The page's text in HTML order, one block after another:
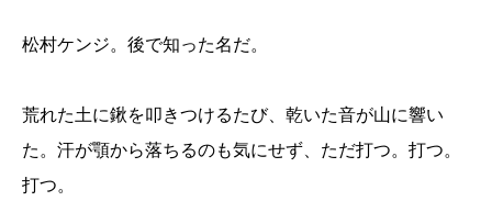
松村ケンジ。後で知った名だ。
荒れた土に鍬を叩きつけるたび、乾いた音が山に響い
た。汗が顎から落ちるのも気にせず、ただ打つ。打つ。
打つ。